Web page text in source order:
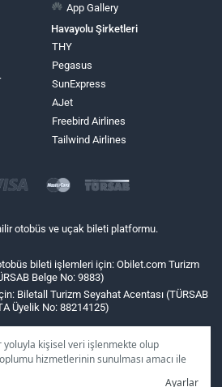
yoluyla kişisel veri işlenmekte olup
hizmetlerinin sunulması amacı ile
doğrultusunda size özel
Ayarlar
App Gallery
Havayolu Şirketleri
THY
Pegasus
SunExpress
AJet
Freebird Airlines
Tailwind Airlines
otobüs ve uçak bileti platformu.
bileti işlemleri için: Obilet.com Turizm
Belge No: 9883)
Biletall Turizm Seyahat Acentası (TÜRSAB
Üyelik No: 88214125)